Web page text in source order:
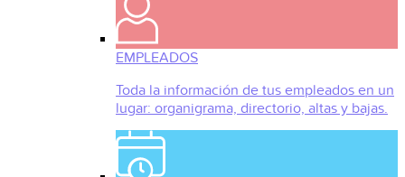
EMPLEADOS
Toda la información de tus empleados en un
lugar: organigrama, directorio, altas y bajas.